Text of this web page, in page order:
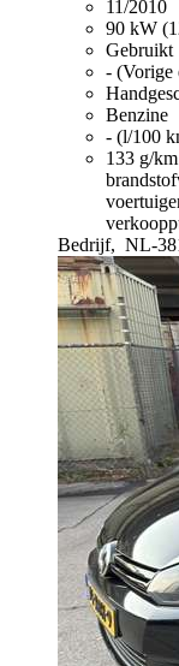
11/2010
90 kW
Gebruikt
- (Vorige
Benzine
- (l/100
133 g/
Bedrijf, NL-